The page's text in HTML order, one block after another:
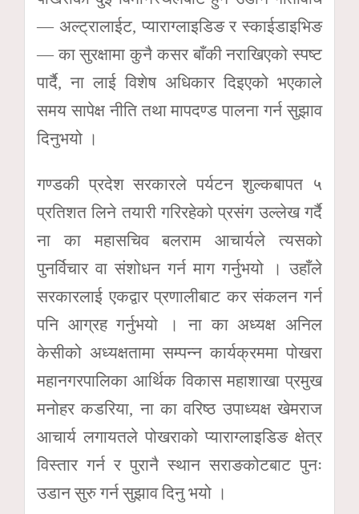
— अल्ट्रालाईट, प्याराग्लाइडिङ र स्काईडाइभिङ
— का सुरक्षामा कुनै कसर बाँकी नराखिएको स्पष्ट
पार्दै, ना लाई विशेष अधिकार दिइएको भएकाले
समय सापेक्ष नीति तथा मापदण्ड पालना गर्न सुझाव
दिनुभयो ।
गण्डकी प्रदेश सरकारले पर्यटन शुल्कबापत ५
प्रतिशत लिने तयारी गरिरहेको प्रसंग उल्लेख गर्दै
ना का महासचिव बलराम आचार्यले त्यसको
पुनर्विचार वा संशोधन गर्न माग गर्नुभयो । उहाँले
सरकारलाई एकद्वार प्रणालीबाट कर संकलन गर्न
पनि आग्रह गर्नुभयो । ना का अध्यक्ष अनिल
केसीको अध्यक्षतामा सम्पन्न कार्यक्रममा पोखरा
महानगरपालिका आर्थिक विकास महाशाखा प्रमुख
मनोहर कडरिया, ना का वरिष्ठ उपाध्यक्ष खेमराज
आचार्य लगायतले पोखराको प्याराग्लाइडिङ क्षेत्र
विस्तार गर्न र पुरानै स्थान सराङकोटबाट पुनः
उडान सुरु गर्न सुझाव दिनु भयो ।